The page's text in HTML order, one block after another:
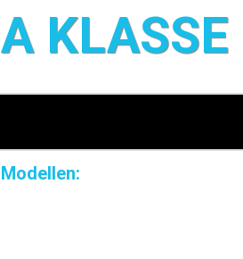
A KLASSE
Modellen: